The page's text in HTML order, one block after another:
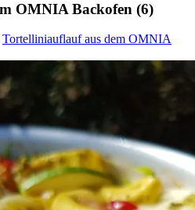
OMNIA Backofen (6)
Tortelliniauflauf aus dem OMNIA